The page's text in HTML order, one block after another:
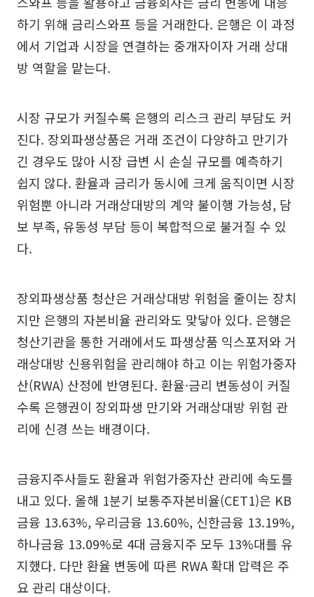
하기 위해 금리스와프 등을 거래한다. 은행은 이 과정
에서 기업과 시장을 연결하는 중개자이자 거래 상대
방 역할을 맡는다.
시장 규모가 커질수록 은행의 리스크 관리 부담도 커
진다. 장외파생상품은 거래 조건이 다양하고 만기가
긴 경우도 많아 시장 급변 시 손실 규모를 예측하기
쉽지 않다. 환율과 금리가 동시에 크게 움직이면 시장
위험뿐 아니라 거래상대방의 계약 불이행 가능성, 담
보 부족, 유동성 부담 등이 복합적으로 불거질 수 있
다.
장외파생상품 청산은 거래상대방 위험을 줄이는 장치
지만 은행의 자본비율 관리와도 맞닿아 있다. 은행은
청산기관을 통한 거래에서도 파생상품 익스포저와 거
래상대방 신용위험을 관리해야 하고 이는 위험가중자
산(RWA) 산정에 반영된다. 환율·금리 변동성이 커질
수록 은행권이 장외파생 만기와 거래상대방 위험 관
리에 신경 쓰는 배경이다.
금융지주사들도 환율과 위험가중자산 관리에 속도를
내고 있다. 올해 1분기 보통주자본비율(CET1)은 KB
금융 13.63%, 우리금융 13.60%, 신한금융 13.19%,
하나금융 13.09%로 4대 금융지주 모두 13%대를 유
지했다. 다만 환율 변동에 따른 RWA 확대 압력은 주
요 관리 대상이다.